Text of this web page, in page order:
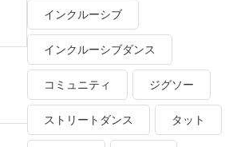
インクルーシブ
インクルーシブダンス
コミュニティ ジグソー
ストリートダンス タット